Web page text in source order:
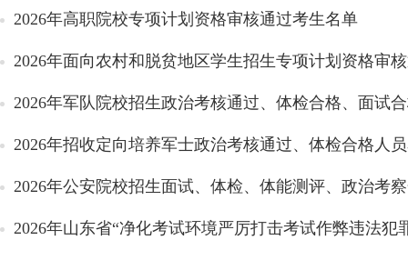
2026年高职院校专项计划资格审核通过考生名单
2026年面向农村和脱贫地区学生招生专项计划资格审
2026年军队院校招生政治考核通过、体检合格、面试
2026年招收定向培养军士政治考核通过、体检合格人
2026年公安院校招生面试、体检、体能测评、政治考
2026年山东省“净化考试环境严厉打击考试作弊违法犯